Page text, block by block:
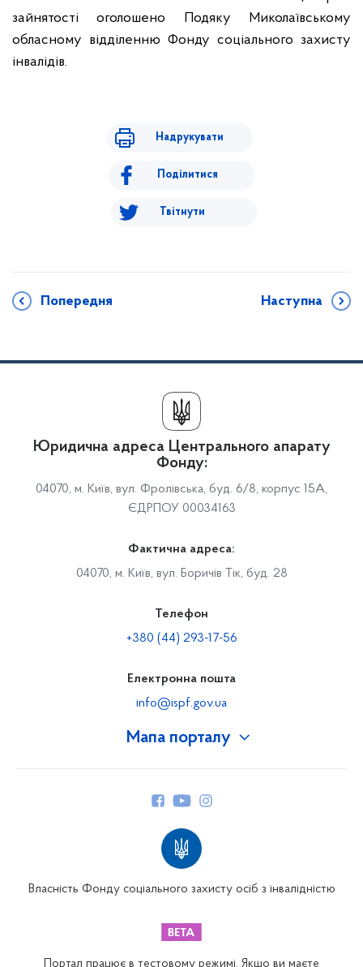
зайнятості оголошено Подяку Миколаївському
обласному відділенню Фонду соціального захисту
інвалідів.
Надрукувати
Поділитися
Твітнути
Попередня Наступна
Мапа порталу
Юридична адреса Центрального апарату
Фонду:
04070, м. Київ, вул. Фролівська, буд. 6/8, корпус 15А,
ЄДРПОУ 00034163
Фактична адреса:
04070, м. Київ, вул. Боричів Тік, буд. 28
Телефон
+380 (44) 293-17-56
Електронна пошта
info@ispf.gov.ua
Власність Фонду соціального захисту осіб з інвалідністю
Портал працює в тестовому режимі. Якщо ви маєте